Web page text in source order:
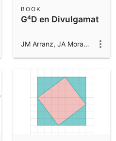
G⁴D en Divulgamat
BOOK
JM Arranz, JA Mora, M Sada y R Losada